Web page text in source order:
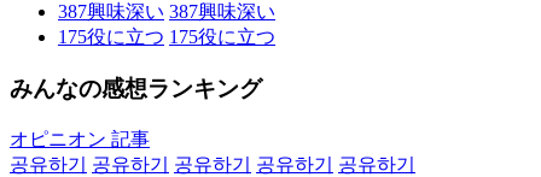
387興味深い 387興味深い
175役に立つ 175役に立つ
みんなの感想ランキング
オピニオン 記事
공유하기
공유하기 공유하기 공유하기
공유하기